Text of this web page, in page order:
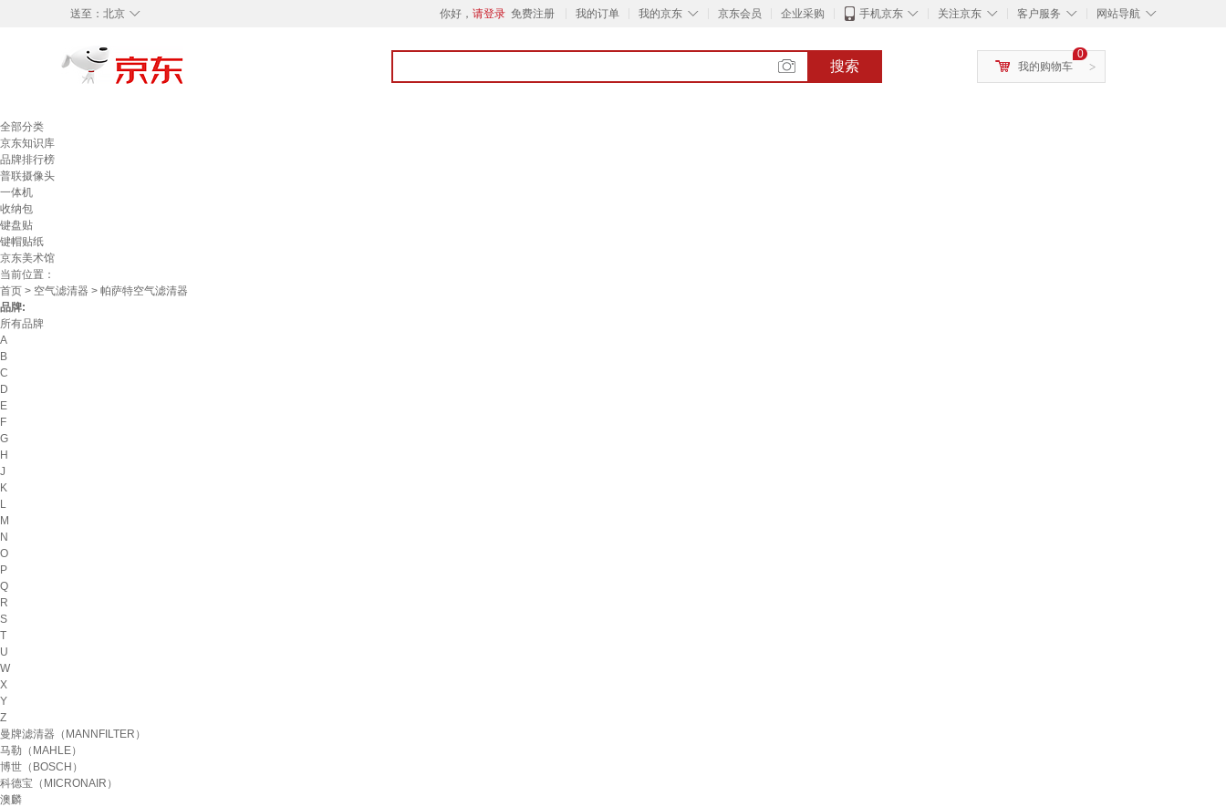
◇
送至： 北京 你好， 请登录 免费注册 我的订单 ◇
我的京东 京东会员 企业采购 ◇
手机京东 ◇
关注京东 ◇
客户服务 ◇
网站导航
搜索 >
0
我的购物车
全部分类
京东知识库
品牌排行榜
普联摄像头
一体机
收纳包
键盘贴
键帽贴纸
京东美术馆
当前位置：
首页 > 空气滤清器 > 帕萨特空气滤清器
品牌:
所有品牌
A
B
C
D
E
F
G
H
J
K
L
M
N
O
P
Q
R
S
T
U
W
X
Y
Z
曼牌滤清器（MANNFILTER）
马勒（MAHLE）
博世（BOSCH）
科德宝（MICRONAIR）
澳麟